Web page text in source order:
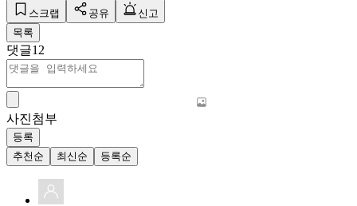
스크랩 공유
신고
목록
댓글12
사진첨부
등록
추천순
최신순 등록순